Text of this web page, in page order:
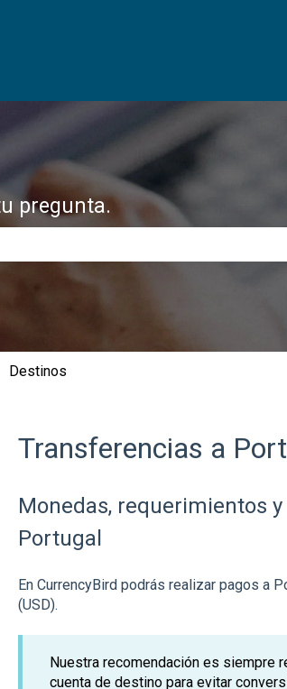
pregunta.
búsqueda está vacío.
Destinos
Transferencias a
Monedas, requerimientos
Portugal
En CurrencyBird podrás realizar pagos a
(USD).
Nuestra recomendación es siempre
cuenta de destino para evitar